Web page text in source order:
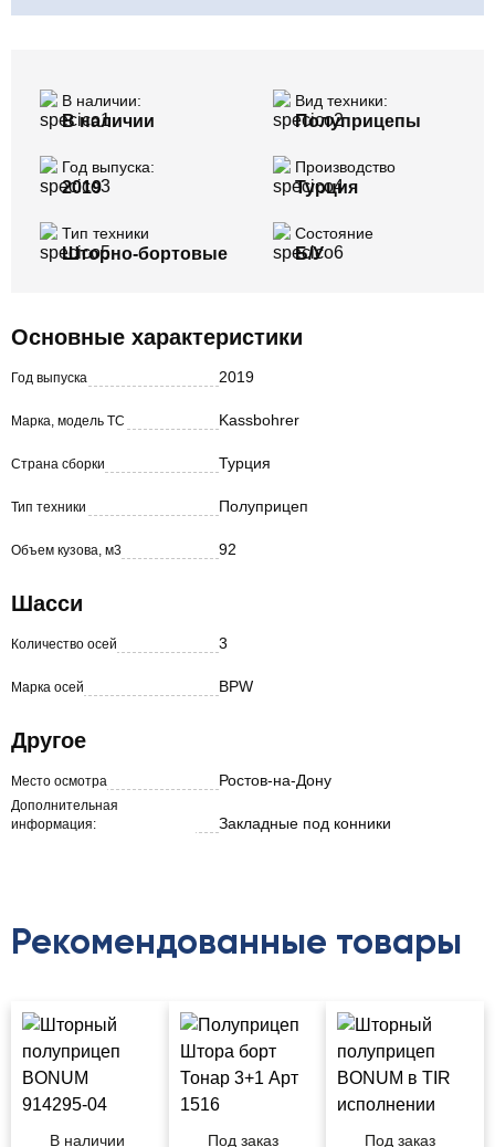
В наличии:
В наличии
Вид техники:
Полуприцепы
Год выпуска:
2019
Производство
Турция
Тип техники
Шторно-бортовые
Состояние
Б/У
Основные характеристики
Год выпуска 2019
Марка, модель ТС Kassbohrer
Страна сборки Турция
Тип техники Полуприцеп
Объем кузова, м3 92
Шасси
Количество осей 3
Марка осей BPW
Другое
Место осмотра Ростов-на-Дону
Дополнительная
информация:
Закладные под конники
Рекомендованные товары
В наличии Под заказ Под заказ